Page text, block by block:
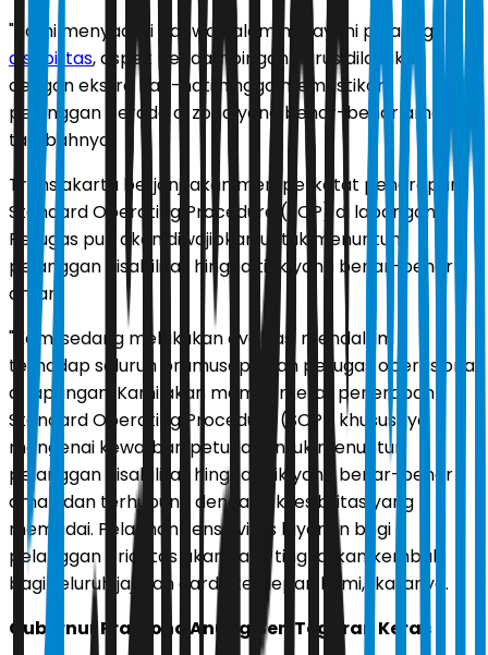
"Kami menyadari bahwa dalam melayani pelanggan
disabilitas, aspek pendampingan harus dilakukan
dengan ekstra hati-hati hingga memastikan
pelanggan berada di zona yang benar-benar aman,"
tambahnya.
Transjakarta berjanji akan memperketat penerapan
Standard Operating Procedure (SOP) di lapangan.
Petugas pun akan diwajibkan untuk menuntun
pelanggan disabilitas hingga titik yang benar-benar
aman.
"Kami sedang melakukan evaluasi mendalam
terhadap seluruh pramusapa dan petugas operasional
di lapangan. Kami akan memperketat penerapan
Standard Operating Procedure (SOP), khususnya
mengenai kewajiban petugas untuk menuntun
pelanggan disabilitas hingga titik yang benar-benar
aman dan terhubung dengan aksesibilitas yang
memadai. Pelatihan sensitivitas layanan bagi
pelanggan prioritas akan kami tingkatkan kembali
bagi seluruh jajaran garda terdepan kami," katanya.
Gubernur Pramono Anung Beri Teguran Keras